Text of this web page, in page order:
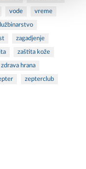
vode vreme
zagadjenje
zaštita kože
zdrava hrana
zepterclub